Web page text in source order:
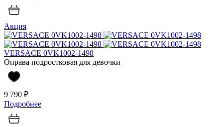
Акция
VERSACE 0VK1002-1498
Оправа подростковая для девочки
9 790 ₽
Подробнее